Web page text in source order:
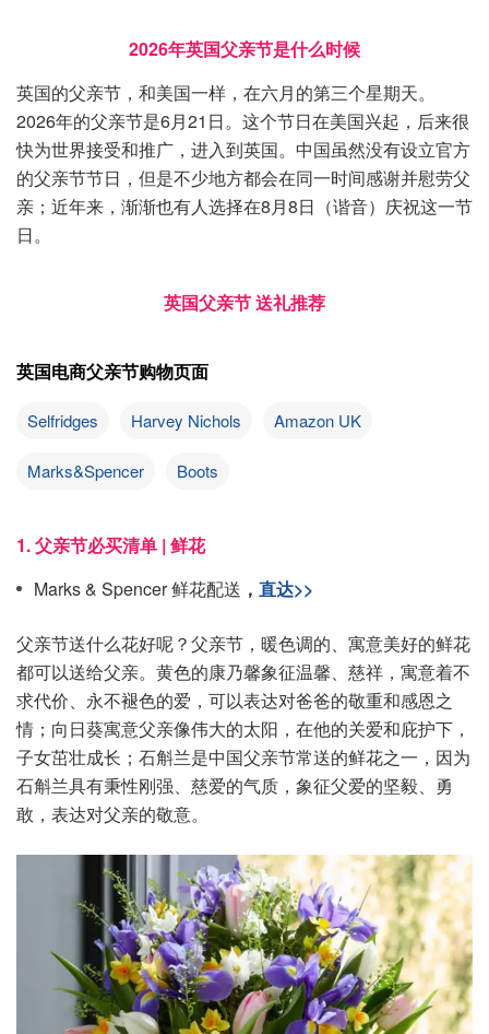
2026年英国父亲节是什么时候
英国的父亲节，和美国一样，在六月的第三个星期天。
2026年的父亲节是6月21日。这个节日在美国兴起，后来很
快为世界接受和推广，进入到英国。中国虽然没有设立官方
的父亲节节日，但是不少地方都会在同一时间感谢并慰劳父
亲；近年来，渐渐也有人选择在8月8日（谐音）庆祝这一节
日。
英国父亲节 送礼推荐
英国电商父亲节购物页面
Selfridges Harvey Nichols Amazon UK
Marks&Spencer Boots
1. 父亲节必买清单 | 鲜花
Marks & Spencer 鲜花配送 ， 直达>>
父亲节送什么花好呢？父亲节，暖色调的、寓意美好的鲜花
都可以送给父亲。黄色的康乃馨象征温馨、慈祥，寓意着不
求代价、永不褪色的爱，可以表达对爸爸的敬重和感恩之
情；向日葵寓意父亲像伟大的太阳，在他的关爱和庇护下，
子女茁壮成长；石斛兰是中国父亲节常送的鲜花之一，因为
石斛兰具有秉性刚强、慈爱的气质，象征父爱的坚毅、勇
敢，表达对父亲的敬意。